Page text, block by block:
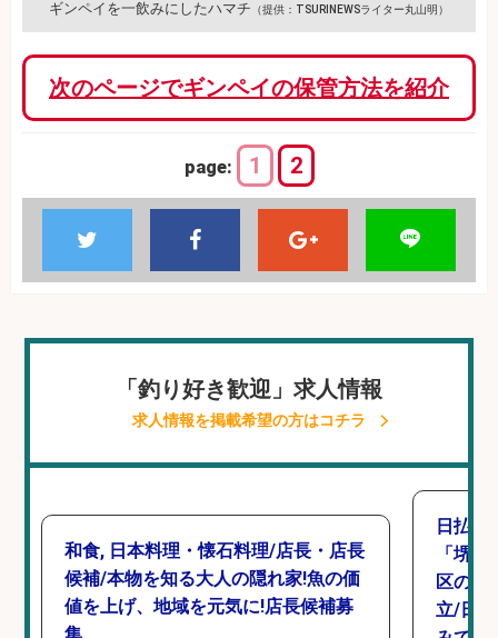
ギンペイを一飲みにしたハマチ （提供：TSURINEWSライター丸山明）
次のページでギンペイの保管方法を紹介
page: 1 2
「釣り好き歓迎」求人情報
求人情報を掲載希望の方はコチラ
和食, 日本料理・懐石料理/店長・店長
候補/本物を知る大人の隠れ家!魚の価
値を上げ、地域を元気に!店長候補募
集
日払い
「堺
区の工
立/日